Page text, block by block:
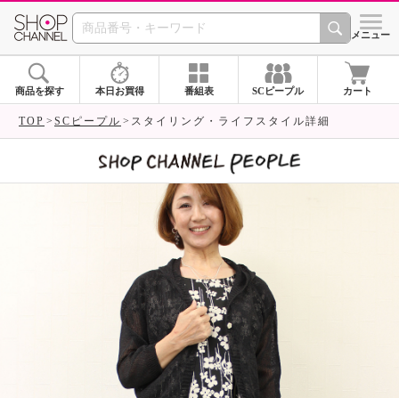
SHOP CHANNEL シメニュー
商品を探す 本日お買得 番組表 SCピープル カート
TOP SCピープル スタイリング・ライフスタイル詳細